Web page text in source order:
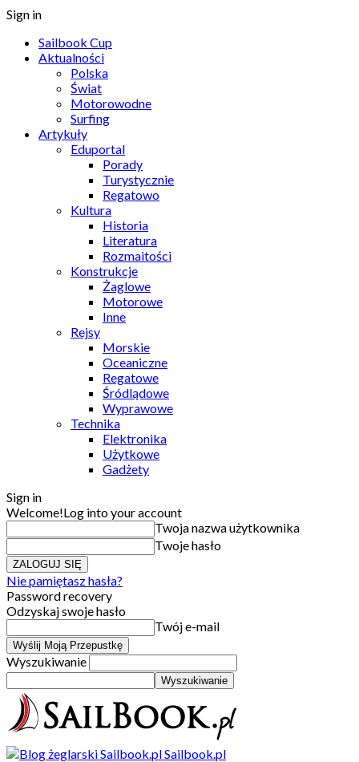
Sign in
Sailbook Cup
Aktualności
Polska
Świat
Motorowodne
Surfing
Artykuły
Eduportal
Porady
Turystycznie
Regatowo
Kultura
Historia
Literatura
Rozmaitości
Konstrukcje
Żaglowe
Motorowe
Inne
Rejsy
Morskie
Oceaniczne
Regatowe
Śródlądowe
Wyprawowe
Technika
Elektronika
Użytkowe
Gadżety
Sign in
Welcome!Log into your account
Twoja nazwa użytkownika
Twoje hasło
Nie pamiętasz hasła?
Password recovery
Odzyskaj swoje hasło
Twój e-mail
Wyszukiwanie
Sailbook.pl